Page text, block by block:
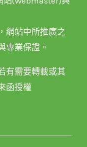
網站中所推廣之
專業保證。
有需要轉載或其
函授權